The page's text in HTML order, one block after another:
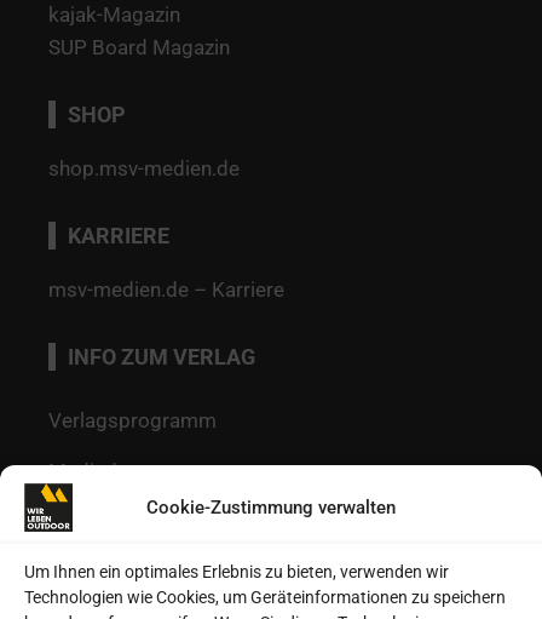
Cookie-Zustimmung verwalten
Um Ihnen ein optimales Erlebnis zu bieten, verwenden wir
Technologien wie Cookies, um Geräteinformationen zu speichern
kajak-Magazin
SUP Board Magazin
SHOP
shop.msv-medien.de
KARRIERE
msv-medien.de – Karriere
INFO ZUM VERLAG
Verlagsprogramm
Mediadaten
Redaktion
Kontakt